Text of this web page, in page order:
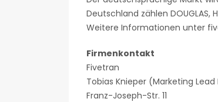
Deutschland zählen DOUGLAS,
Weitere Informationen unter
Firmenkontakt
Fivetran
Tobias Knieper (Marketing Lead
Franz-Joseph-Str. 11